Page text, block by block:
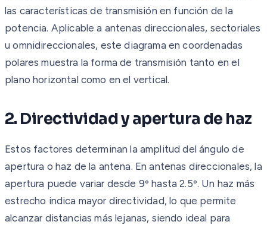
las características de transmisión en función de la
potencia. Aplicable a antenas direccionales, sectoriales
u omnidireccionales, este diagrama en coordenadas
polares muestra la forma de transmisión tanto en el
plano horizontal como en el vertical.
2. Directividad y apertura de haz
Estos factores determinan la amplitud del ángulo de
apertura o haz de la antena. En antenas direccionales, la
apertura puede variar desde 9º hasta 2.5º. Un haz más
estrecho indica mayor directividad, lo que permite
alcanzar distancias más lejanas, siendo ideal para